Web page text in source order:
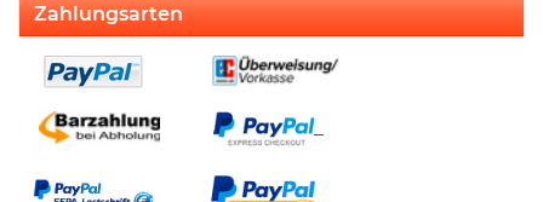
Zahlungsarten